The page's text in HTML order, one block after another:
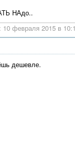
НАдо..
10 февраля 2015 в
дешевле.